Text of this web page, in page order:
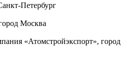
Петербург
Москва
«Атомстройэкспорт», город